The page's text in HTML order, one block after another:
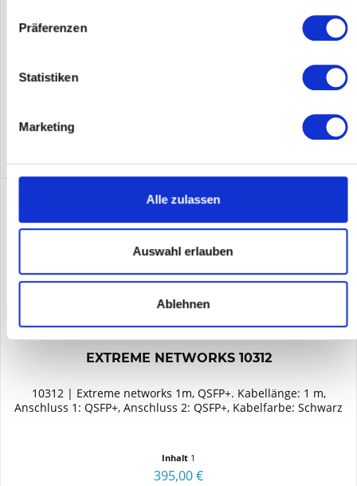
Präferenzen
Statistiken
Marketing
Alle zulassen
Auswahl erlauben
Ablehnen
EXTREME NETWORKS 10312
10312 | Extreme networks 1m, QSFP+. Kabellänge: 1 m,
Anschluss 1: QSFP+, Anschluss 2: QSFP+, Kabelfarbe: Schwarz
Inhalt 1
395,00 €